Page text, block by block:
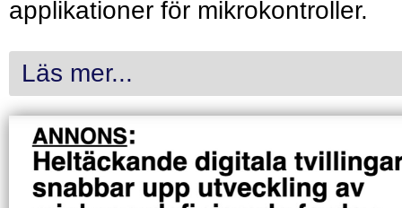
applikationer för mikrokontroller.
Läs mer...